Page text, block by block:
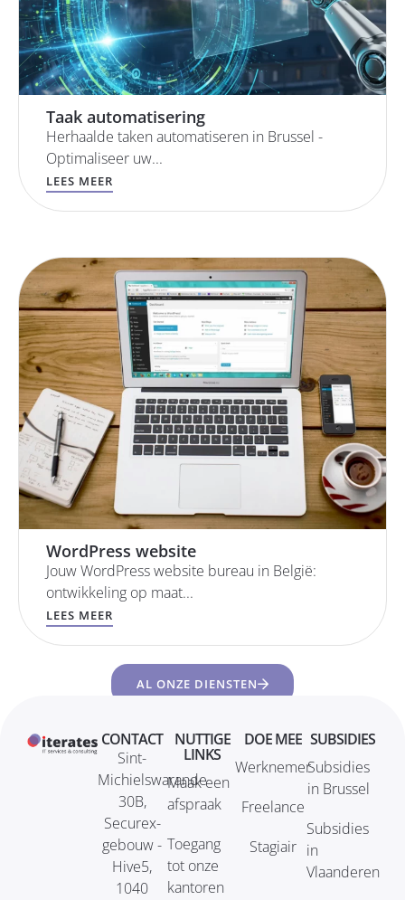
Taak automatisering
Herhaalde taken automatiseren in Brussel -
Optimaliseer uw...
LEES MEER
WordPress website
Jouw WordPress website bureau in België:
ontwikkeling op maat...
LEES MEER
AL ONZE DIENSTEN
CONTACT
Sint-
Michielswarande
30B,
Securex-
gebouw -
Hive5,
1040
NUTTIGE
LINKS
Maak een
afspraak
Toegang
tot onze
kantoren
DOE MEE
Werknemer
Freelance
Stagiair
SUBSIDIES
Subsidies
in Brussel
Subsidies
in
Vlaanderen